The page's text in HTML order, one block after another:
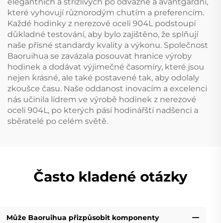
které vyhovují různorodým chutím a preferencím.
Každé hodinky z nerezové oceli 904L podstoupí
důkladné testování, aby bylo zajištěno, že splňují
naše přísné standardy kvality a výkonu. Společnost
Baoruihua se zavázala posouvat hranice výroby
hodinek a dodávat výjimečné časomíry, které jsou
nejen krásné, ale také postavené tak, aby odolaly
zkoušce času. Naše oddanost inovacím a excelenci
nás učinila lídrem ve výrobě hodinek z nerezové
oceli 904L, po kterých pásí hodinářští nadšenci a
sběratelé po celém světě.
Často kladené otázky
Může Baoruihua přizpůsobit komponenty